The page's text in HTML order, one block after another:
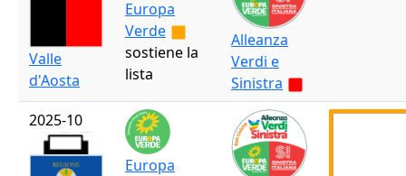
Valle
d'Aosta
Europa
Verde
sostiene la
lista
Alleanza
Verdi e
Sinistra
2025-10
Europa